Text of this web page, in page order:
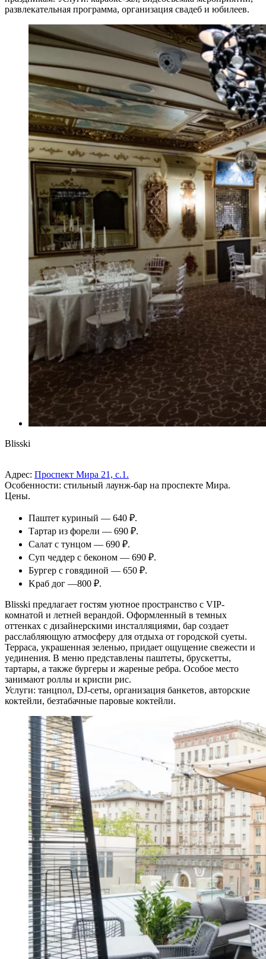
развлекательная программа, организация свадеб и юбилеев.
Blisski
Адрес: Проспект Мира 21, с.1.
Особенности: стильный лаунж-бар на проспекте Мира.
Цены.
Паштет куриный — 640 ₽.
Tартар из форели — 690 ₽.
Салат с тунцом — 690 ₽.
Суп чеддер с беконом — 690 ₽.
Бургер с говядиной — 650 ₽.
Kраб дог —800 ₽.
Blisski предлагает гостям уютное пространство с VIP-
комнатой и летней верандой. Оформленный в темных
оттенках с дизайнерскими инсталляциями, бар создает
расслабляющую атмосферу для отдыха от городской суеты.
Терраса, украшенная зеленью, придает ощущение свежести и
уединения. В меню представлены паштеты, брускетты,
тартары, а также бургеры и жареные ребра. Особое место
занимают роллы и криспи рис.
Услуги: танцпол, DJ-сеты, организация банкетов, авторские
коктейли, безтабачные паровые коктейли.